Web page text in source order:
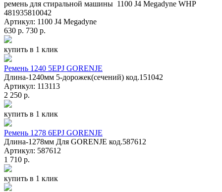
ремень для стиральной машины 1100 J4 Megadyne WHP
481935810042
Артикул: 1100 J4 Megadyne
630 р. 730 р.
купить в 1 клик
Ремень 1240 5EPJ GORENJE
Длина-1240мм 5-дорожек(сечений) код.151042
Артикул: 113113
2 250 р.
купить в 1 клик
Ремень 1278 6EPJ GORENJE
Длина-1278мм Для GORENJE код.587612
Артикул: 587612
1 710 р.
купить в 1 клик